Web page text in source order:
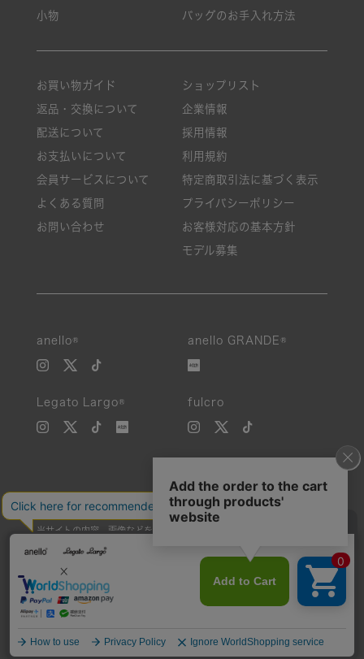
小物 バッグのお手入れ方法
お買い物ガイド
返品・交換について
配送について
お支払いについて
会員サービスについて
よくある質問
お問い合わせ
ショップリスト
企業情報
採用情報
利用規約
特定商取引法に基づく表示
プライバシーポリシー
お客様対応の基本方針
モデル募集
anello® anello GRANDE®
Legato Largo® fulcro
当サイトの内容、画像などを無断で複製、転載、第三者への譲渡などを
Unauthorized reproduction, duplication, or redistribution of any
images or content from this website is strictly prohibited.